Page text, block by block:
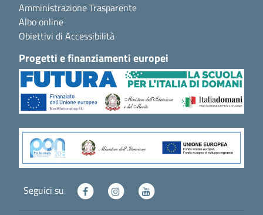
Amministrazione Trasparente
Albo online
Obiettivi di Accessibilità
Progetti e finanziamenti europei
Seguici su